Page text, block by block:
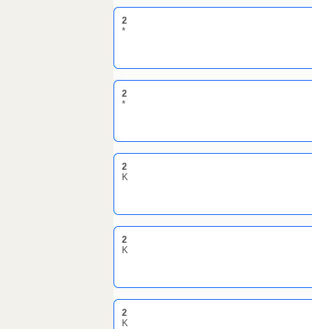
2
*
2
*
2
K
2
K
2
K